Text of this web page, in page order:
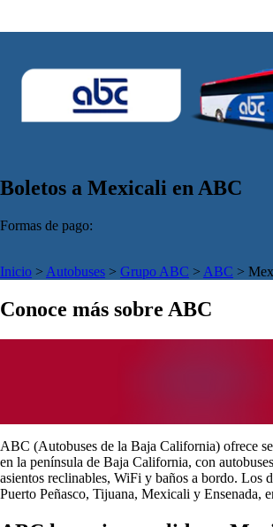
Boletos a Mexicali en ABC
Formas de pago:
Inicio > Autobuses > Grupo ABC > ABC >
Conoce más sobre ABC
ABC (Autobuses de la Baja California) ofrece
en la península de Baja California, con
asientos reclinables, WiFi y baños a bordo. Los
Puerto Peñasco, Tijuana, Mexicali y Ensenada,